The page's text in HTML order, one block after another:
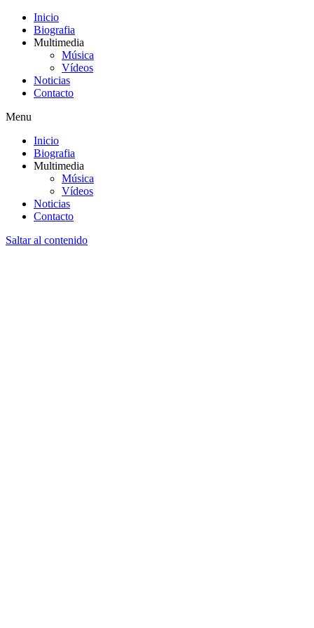
Inicio
Biografia
Multimedia
Música
Vídeos
Noticias
Contacto
Menu
Inicio
Biografia
Multimedia
Música
Vídeos
Noticias
Contacto
Saltar al contenido